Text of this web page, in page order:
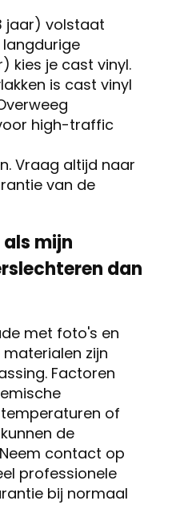
jaar) volstaat
kies je cast vinyl.
is cast vinyl
high-traffic
Vraag altijd naar
van de
mijn
dan
met foto's en
zijn
Factoren
of
de
contact op
professionele
bij normaal